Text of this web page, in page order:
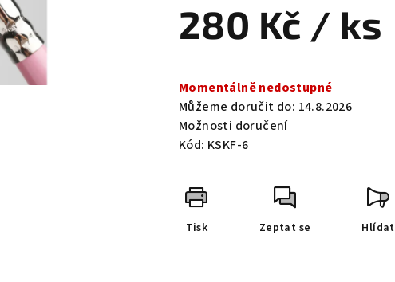
z
5
280 Kč / ks
cena:
Momentálně nedostupné
Můžeme doručit do: 14.8.2026
Možnosti doručení
Kód: KSKF-6
Tisk Zeptat se Hlídat